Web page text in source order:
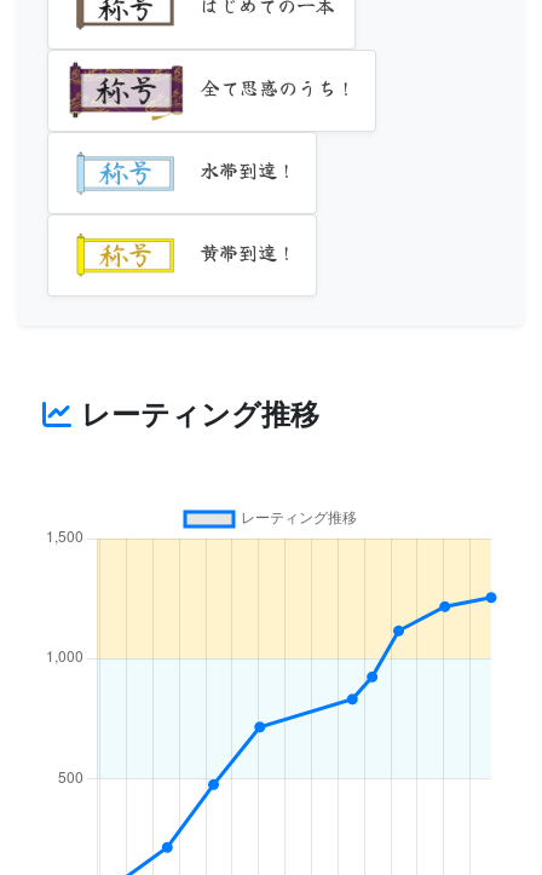
全て思惑のうち！
水帯到達！
黄帯到達！
レーティング推移